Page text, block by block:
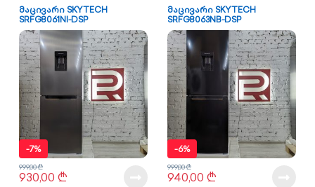
მაცივარი SKYTECH
SRFG8061NI-DSP
-7%
930,00₾
999,00₾
მაცივარი SKYTECH
SRFG8063NB-DSP
-6%
940,00₾
999,00₾